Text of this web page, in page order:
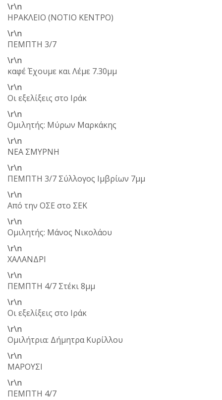
\r\n
ΗΡΑΚΛΕΙΟ (ΝΟΤΙΟ ΚΕΝΤΡΟ)
\r\n
ΠΕΜΠΤΗ 3/7
\r\n
καφέ Έχουμε και Λέμε 7.30μμ
\r\n
Οι εξελίξεις στο Ιράκ
\r\n
Ομιλητής: Μύρων Μαρκάκης
\r\n
ΝΕΑ ΣΜΥΡΝΗ
\r\n
ΠΕΜΠΤΗ 3/7 Σύλλογος Ιμβρίων 7μμ
\r\n
Από την ΟΣΕ στο ΣΕΚ
\r\n
Ομιλητής: Μάνος Νικολάου
\r\n
ΧΑΛΑΝΔΡΙ
\r\n
ΠΕΜΠΤΗ 4/7 Στέκι 8μμ
\r\n
Οι εξελίξεις στο Ιράκ
\r\n
Ομιλήτρια: Δήμητρα Κυρίλλου
\r\n
ΜΑΡΟΥΣΙ
\r\n
ΠΕΜΠΤΗ 4/7